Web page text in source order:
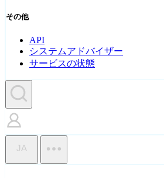
その他
API
システムアドバイザー
サービスの状態
JA